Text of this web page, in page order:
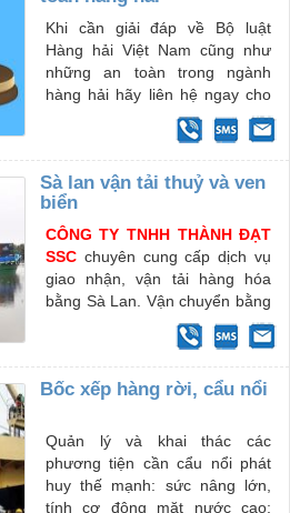
Khi cần giải đáp về Bộ luật
Hàng hải Việt Nam cũng như
những an toàn trong ngành
hàng hải hãy liên hệ ngay cho
chúng tôi để được nhân viên tư
vấn hướng dẫn tốt nhất về các
vấn đề pháp luật mà bạn đang
quan tâm.
Sà lan vận tải thuỷ và ven
biển
CÔNG TY TNHH THÀNH ĐẠT
SSCchuyên cung cấp dịch vụ
giao nhận, vận tải hàng hóa
bằng Sà Lan. Vận chuyển bằng
phương tiện thủy không chỉ rút
ngắn khoảng cách địa lý, tiết
kiệm thời gian giao hàng mà
còn giảm cước phí vận tải (vận
đường sắt, đường hàng
không...), nâng cao khả năng
cạnh tranh hàng hóa cho Quý
khách, nhất là trong tình hình
Bốc xếp hàng rời, cẩu nổi
Quản lý và khai thác các
phương tiện cần cẩu nổi phát
huy thế mạnh: sức nâng lớn,
tính cơ động mặt nước cao;